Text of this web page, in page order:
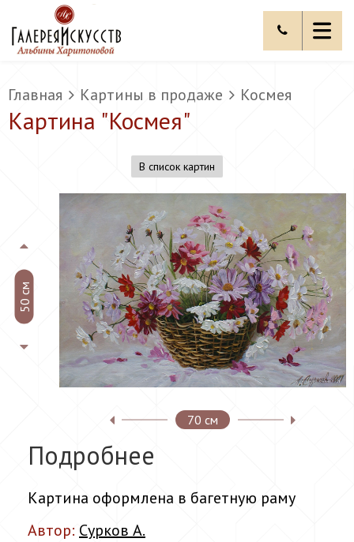
Главная Картины в продаже Космея
Картина "Космея"
В список картин
70 см
50 см
Подробнее
Картина оформлена в багетную раму
Автор: Сурков А.